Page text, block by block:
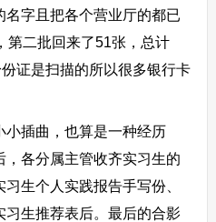
字且把各个营业厅的都已
第二批回来了51张，总计
证是扫描的所以很多银行卡
插曲，也算是一种经历
各分属主管收齐实习生的
生个人实践报告手写份、
生推荐表后。最后的合影